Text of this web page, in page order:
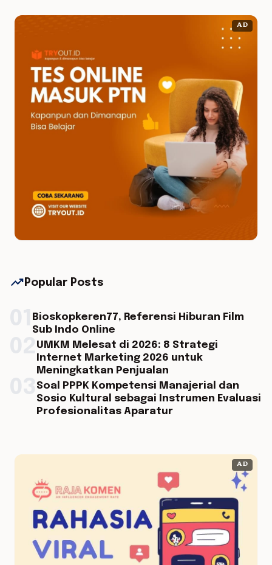
AD
trending_up Popular Posts
Bioskopkeren77, Referensi Hiburan Film
Sub Indo Online
UMKM Melesat di 2026: 8 Strategi
Internet Marketing 2026 untuk
Meningkatkan Penjualan
Soal PPPK Kompetensi Manajerial dan
Sosio Kultural sebagai Instrumen Evaluasi
Profesionalitas Aparatur
AD